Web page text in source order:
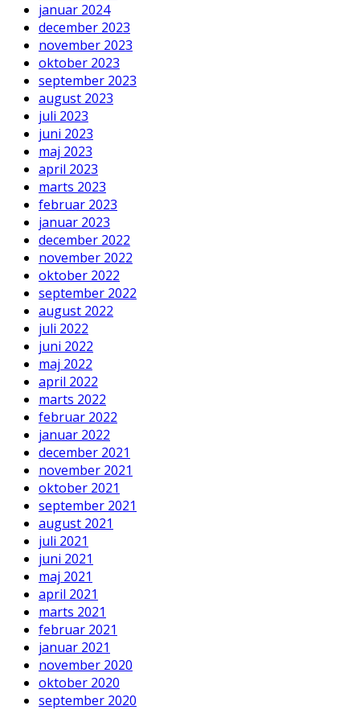
januar 2024
december 2023
november 2023
oktober 2023
september 2023
august 2023
juli 2023
juni 2023
maj 2023
april 2023
marts 2023
februar 2023
januar 2023
december 2022
november 2022
oktober 2022
september 2022
august 2022
juli 2022
juni 2022
maj 2022
april 2022
marts 2022
februar 2022
januar 2022
december 2021
november 2021
oktober 2021
september 2021
august 2021
juli 2021
juni 2021
maj 2021
april 2021
marts 2021
februar 2021
januar 2021
november 2020
oktober 2020
september 2020